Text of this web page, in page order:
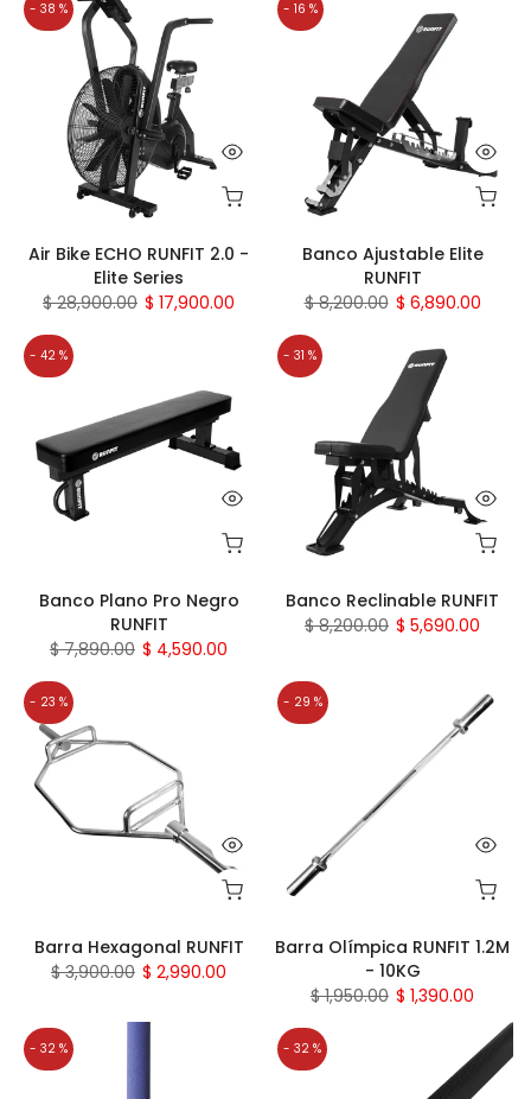
- 38 %
Air Bike ECHO RUNFIT 2.0 -
Elite Series
$ 28,900.00 $ 17,900.00
- 16 %
Banco Ajustable Elite
RUNFIT
$ 8,200.00 $ 6,890.00
- 42 %
Banco Plano Pro Negro
RUNFIT
$ 7,890.00 $ 4,590.00
- 31 %
Banco Reclinable RUNFIT
$ 8,200.00 $ 5,690.00
- 23 %
Barra Hexagonal RUNFIT
$ 3,900.00 $ 2,990.00
- 29 %
Barra Olímpica RUNFIT 1.2M
- 10KG
$ 1,950.00 $ 1,390.00
- 32 % - 32 %